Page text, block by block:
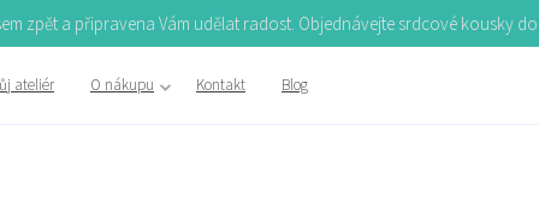
zpět a připravena Vám udělat radost. Objednávejte srdcové kousky do
ateliér O nákupu Kontakt Blog